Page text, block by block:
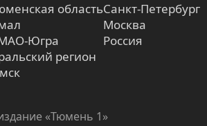
область
Югра
регион
Санкт-Петербург
Москва
Россия
«Тюмень 1»